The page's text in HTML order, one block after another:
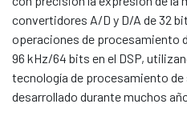
convertidores A/D y D/A de 32
operaciones de procesamiento
96 kHz/64 bits en el DSP,
tecnología de procesamiento de
desarrollado durante muchos